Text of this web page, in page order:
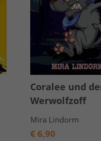
Coralee und
Werwolfzoff
Mira Lindorm
€6,90